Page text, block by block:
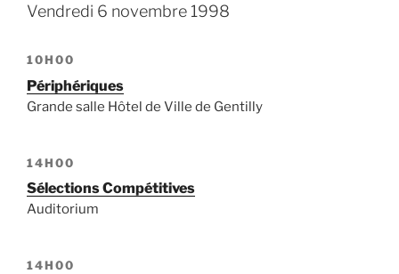
Vendredi 6 novembre 1998
10H00
Périphériques
Grande salle Hôtel de Ville de Gentilly
14H00
Sélections Compétitives
Auditorium
14H00